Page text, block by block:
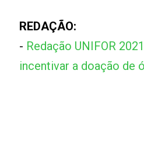
REDAÇÃO:
- Redação UNIFOR
incentivar a doação de